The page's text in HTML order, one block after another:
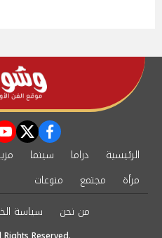
facebook
الرئيسية دراما سينما
مرأة
مجتمع
منوعات
من نحن
سياسة